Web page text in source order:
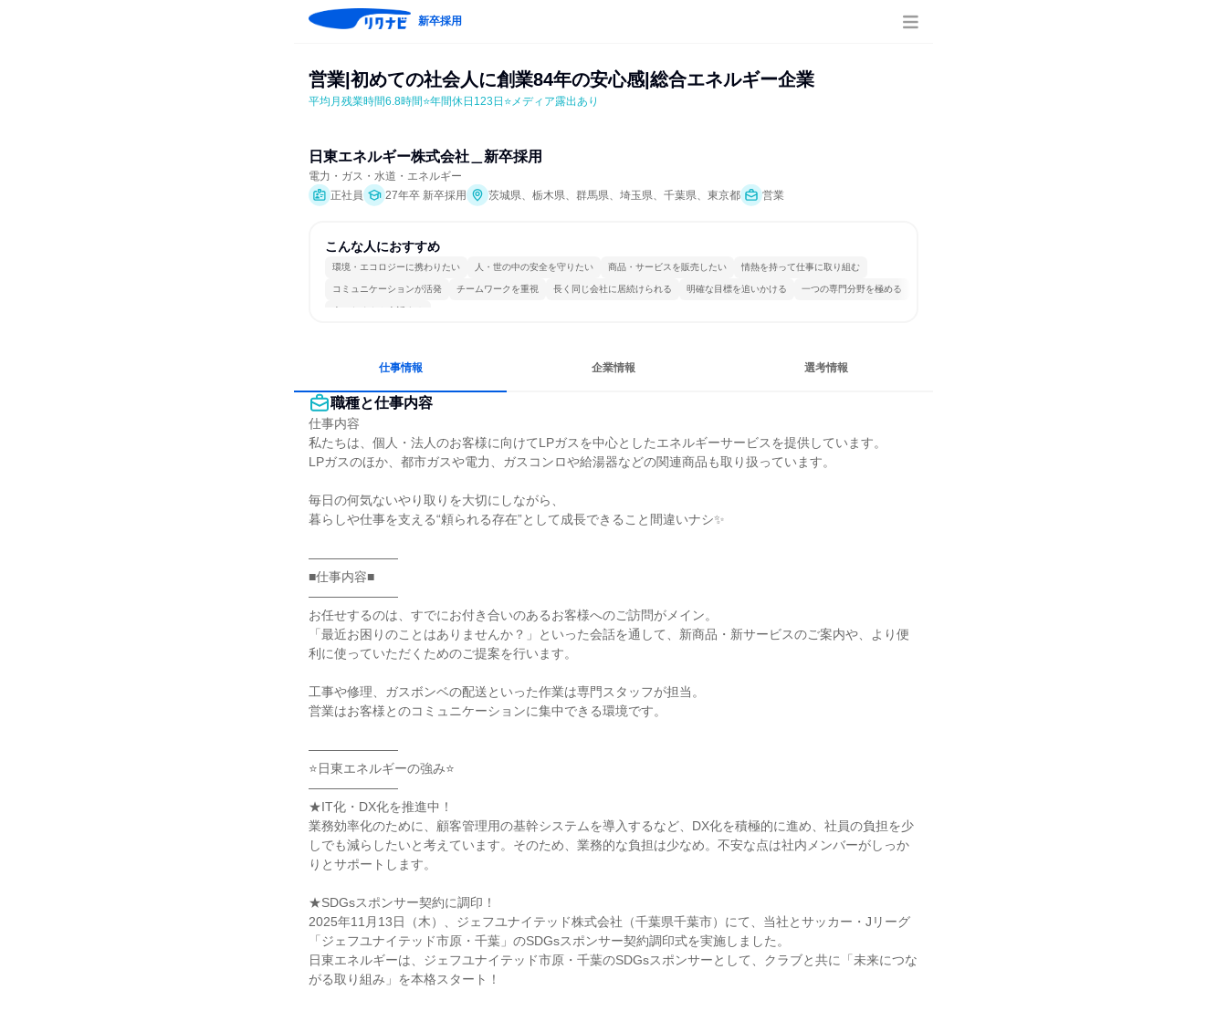
新卒採用
営業|初めての社会人に創業84年の安心感|総合エネルギー企業
平均月残業時間6.8時間⭐年間休日123日⭐メディア露出あり
日東エネルギー株式会社＿新卒採用
電力・ガス・水道・エネルギー
正社員
27年卒 新卒採用 茨城県、栃木県、群馬県、埼玉県、千葉県、東京都 営業
こんな人におすすめ
環境・エコロジーに携わりたい 人・世の中の安全を守りたい 商品・サービスを販売したい 情熱を持って仕事に取り組む
コミュニケーションが活発 チームワークを重視 長く同じ会社に居続けられる 明確な目標を追いかける 一つの専門分野を極める
人とたくさん会話する
仕事情報 企業情報 選考情報
職種と仕事内容
仕事内容
私たちは、個人・法人のお客様に向けてLPガスを中心としたエネルギーサービスを提供しています。
LPガスのほか、都市ガスや電力、ガスコンロや給湯器などの関連商品も取り扱っています。
毎日の何気ないやり取りを大切にしながら、
暮らしや仕事を支える“頼られる存在”として成長できること間違いナシ✨
―――――――
■仕事内容■
―――――――
お任せするのは、すでにお付き合いのあるお客様へのご訪問がメイン。
「最近お困りのことはありませんか？」といった会話を通して、新商品・新サービスのご案内や、より便
利に使っていただくためのご提案を行います。
工事や修理、ガスボンベの配送といった作業は専門スタッフが担当。
営業はお客様とのコミュニケーションに集中できる環境です。
―――――――
⭐日東エネルギーの強み⭐
―――――――
★IT化・DX化を推進中！
業務効率化のために、顧客管理用の基幹システムを導入するなど、DX化を積極的に進め、社員の負担を少
しでも減らしたいと考えています。そのため、業務的な負担は少なめ。不安な点は社内メンバーがしっか
りとサポートします。
★SDGsスポンサー契約に調印！
2025年11月13日（木）、ジェフユナイテッド株式会社（千葉県千葉市）にて、当社とサッカー・Jリーグ
「ジェフユナイテッド市原・千葉」のSDGsスポンサー契約調印式を実施しました。
日東エネルギーは、ジェフユナイテッド市原・千葉のSDGsスポンサーとして、クラブと共に「未来につな
がる取り組み」を本格スタート！